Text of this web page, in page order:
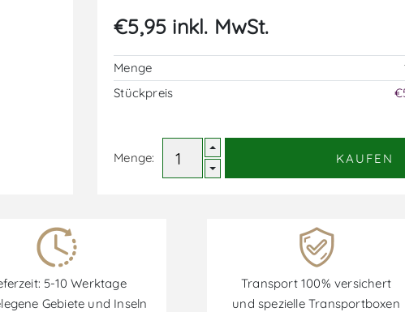
€5,95 inkl. MwSt.
Menge
Stückpreis
Menge: KAUFEN
5-10 Werktage
Gebiete und Inseln
Transport 100% versichert
und spezielle Transportboxen